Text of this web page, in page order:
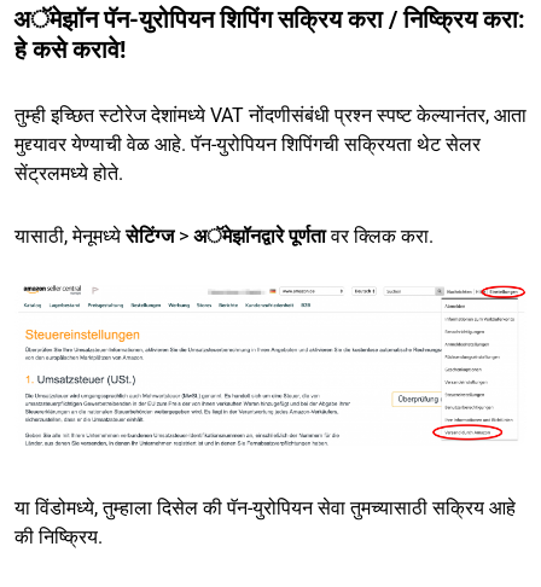
अॅमेझॉन पॅन-युरोपियन शिपिंग सक्रिय करा / निष्क्रिय करा:
हे कसे करावे!
तुम्ही इच्छित स्टोरेज देशांमध्ये VAT नोंदणीसंबंधी प्रश्न स्पष्ट केल्यानंतर, आता
मुद्द्यावर येण्याची वेळ आहे. पॅन-युरोपियन शिपिंगची सक्रियता थेट सेलर
सेंट्रलमध्ये होते.
यासाठी, मेनूमध्येसेटिंग्ज> अॅमेझॉनद्वारे पूर्णतावर क्लिक करा.
या विंडोमध्ये, तुम्हाला दिसेल की पॅन-युरोपियन सेवा तुमच्यासाठी सक्रिय आहे
की निष्क्रिय.